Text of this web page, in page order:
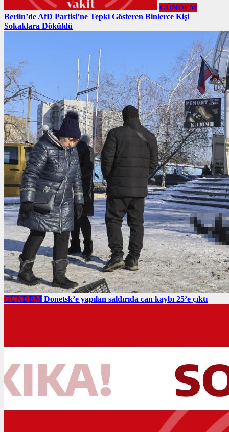
GÜNDEM
Berlin’de AfD Partisi’ne Tepki Gösteren Binlerce Kişi
Sokaklara Döküldü
GÜNDEM Donetsk’e yapılan saldırıda can kaybı 25’e çıktı